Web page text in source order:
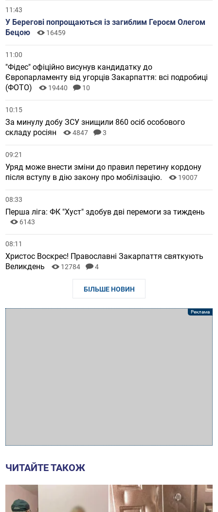
11:43
У Берегові попрощаються із загиблим Героєм Олегом
Бецою
16459
11:00
"Фідес" офіційно висунув кандидатку до
Європарламенту від угорців Закарпаття: всі подробиці
(ФОТО)
19440 10
10:15
За минулу добу ЗСУ знищили 860 осіб особового
складу росіян
4847 3
09:21
Уряд може внести зміни до правил перетину кордону
після вступу в дію закону про мобілізацію.
19007
08:33
Перша ліга: ФК "Хуст" здобув дві перемоги за тиждень
6143
08:11
Христос Воскрес! Православні Закарпаття святкують
Великдень
12784 4
БІЛЬШЕ НОВИН
ЧИТАЙТЕ ТАКОЖ